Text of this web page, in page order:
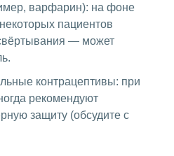
варфарин): на фоне
пациентов
— может
контрацептивы: при
рекомендуют
защиту (обсудите с